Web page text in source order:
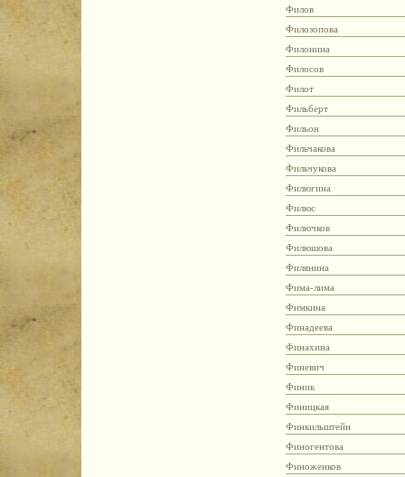
Филов
Филозопова
Филонина
Филосов
Филот
Фильберт
Фильон
Фильчакова
Фильчукова
Филюгина
Филюс
Филючков
Филюшова
Филянина
Фима-лима
Фимкина
Финадеева
Финахина
Финевич
Финик
Финицкая
Финкильштейн
Финогентова
Финоженков